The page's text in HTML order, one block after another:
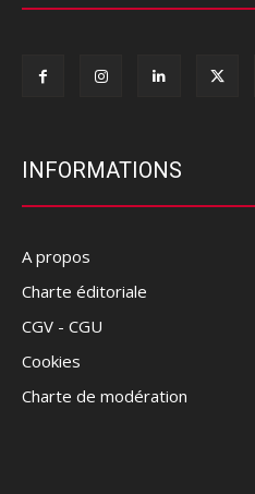
INFORMATIONS
A propos
Charte éditoriale
CGV - CGU
Cookies
Charte de modération